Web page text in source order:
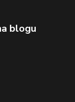
blogu